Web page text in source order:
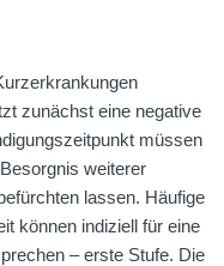
zunächst eine negative
müssen
weiterer
lassen. Häufige
können indiziell für eine
– erste Stufe. Die